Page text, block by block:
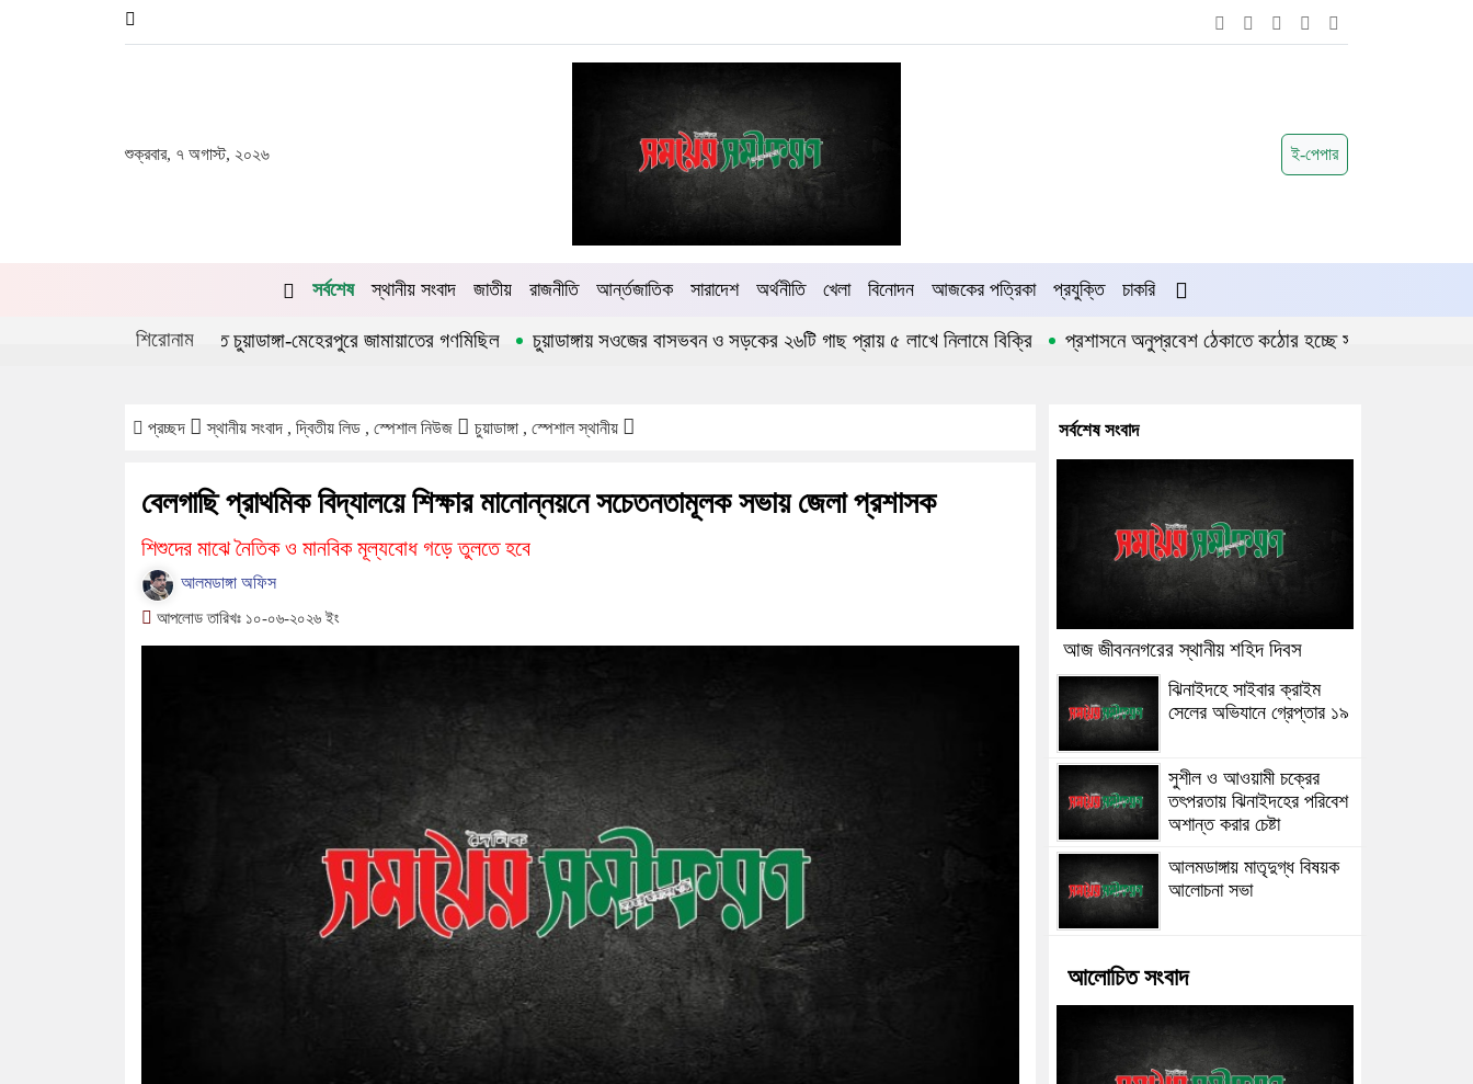
শুক্রবার, ৭ অগাস্ট, ২০২৬ ই-পেপার
সর্বশেষ স্থানীয় সংবাদ জাতীয় রাজনীতি আর্ন্তজাতিক সারাদেশ অর্থনীতি খেলা বিনোদন আজকের পত্রিকা প্রযুক্তি চাকরি
শিরোনাম
দ্বিতীয় বর্ষপূর্তিতে চুয়াডাঙ্গা-মেহেরপুরে জামায়াতের গণমিছিল চুয়াডাঙ্গায় সওজের বাসভবন ও সড়কের ২৬টি গাছ প্রায় ৫ লাখে নিলামে বিক্রি প্রশাসনে অনুপ্রবেশ ঠেকাতে কঠোর হচ্ছে সরকার
প্রচ্ছদ স্থানীয় সংবাদ , দ্বিতীয় লিড , স্পেশাল নিউজ চুয়াডাঙ্গা , স্পেশাল স্থানীয়
বেলগাছি প্রাথমিক বিদ্যালয়ে শিক্ষার মানোন্নয়নে সচেতনতামূলক সভায় জেলা প্রশাসক
শিশুদের মাঝে নৈতিক ও মানবিক মূল্যবোধ গড়ে তুলতে হবে
আলমডাঙ্গা অফিস
আপলোড তারিখঃ ১০-০৬-২০২৬ ইং
সর্বশেষ সংবাদ
আজ জীবননগরের স্থানীয় শহিদ দিবস
ঝিনাইদহে সাইবার ক্রাইম
সেলের অভিযানে গ্রেপ্তার ১৯
সুশীল ও আওয়ামী চক্রের
তৎপরতায় ঝিনাইদহের পরিবেশ
অশান্ত করার চেষ্টা
আলমডাঙ্গায় মাতৃদুগ্ধ বিষয়ক
আলোচনা সভা
আলোচিত সংবাদ